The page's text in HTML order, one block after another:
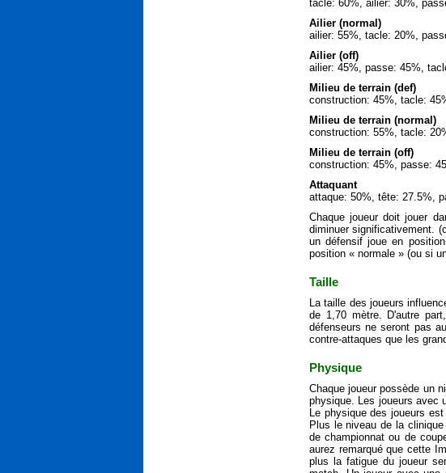
tacle: 60%, ailier: 30%,
Ailier (normal)
ailier: 55%, tacle: 20%,
Ailier (off)
ailier: 45%, passe: 45%,
Milieu de terrain (def)
construction: 45%, tacle:
Milieu de terrain (normal)
construction: 55%, tacle:
Milieu de terrain (off)
construction: 45%, passe:
Attaquant
attaque: 50%, tête: 27.5%,
Chaque joueur doit jouer
diminuer significativement.
un défensif joue en
position « normale » (ou si
Taille
La taille des joueurs
de 1,70 mètre. D'autre
défenseurs ne seront pas
contre-attaques que les
Physique
Chaque joueur possède un
physique. Les joueurs avec
Le physique des joueurs
Plus le niveau de la
de championnat ou de
aurez remarqué que cette
plus la fatigue du joueur